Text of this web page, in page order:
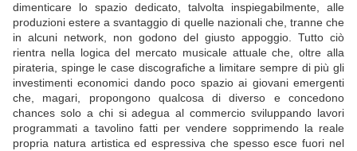
dimenticare lo spazio dedicato, talvolta inspiegabilmente, alle
produzioni estere a svantaggio di quelle nazionali che, tranne che
in alcuni network, non godono del giusto appoggio. Tutto ciò
rientra nella logica del mercato musicale attuale che, oltre alla
pirateria, spinge le case discografiche a limitare sempre di più gli
investimenti economici dando poco spazio ai giovani emergenti
che, magari, propongono qualcosa di diverso e concedono
chances solo a chi si adegua al commercio sviluppando lavori
programmati a tavolino fatti per vendere sopprimendo la reale
propria natura artistica ed espressiva che spesso esce fuori nel